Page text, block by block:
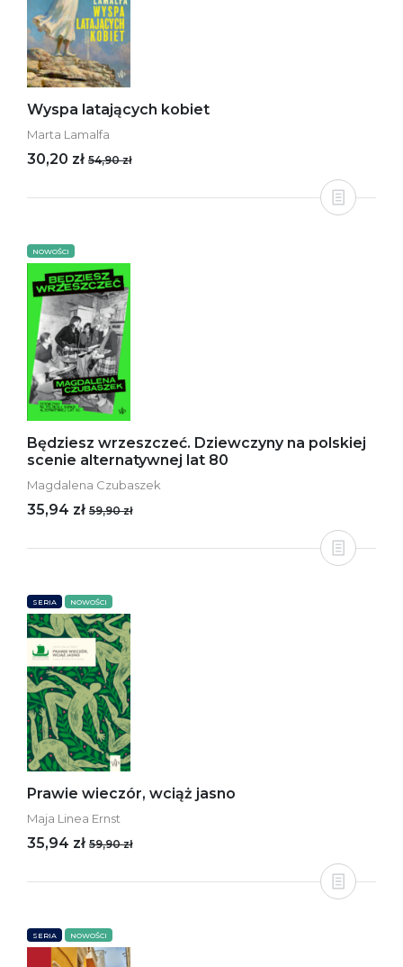
Wyspa latających kobiet
Marta Lamalfa
30,20 zł 54,90 zł
NOWOŚCI
Będziesz wrzeszczeć. Dziewczyny na polskiej
scenie alternatywnej lat 80
Magdalena Czubaszek
35,94 zł 59,90 zł
SERIA NOWOŚCI
Prawie wieczór, wciąż jasno
Maja Linea Ernst
35,94 zł 59,90 zł
SERIA NOWOŚCI